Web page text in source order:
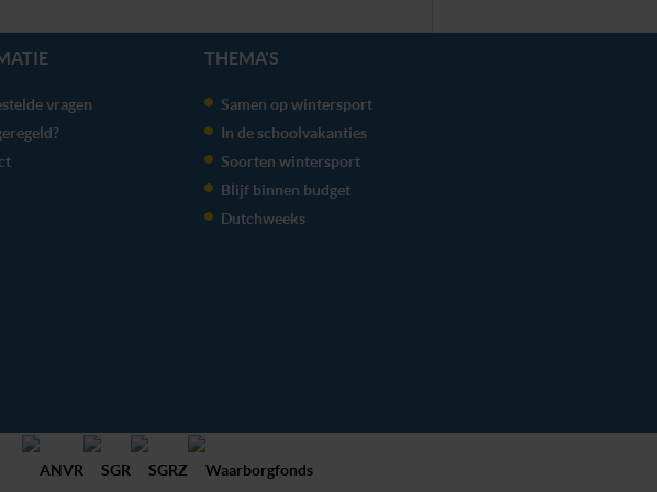
vragen
THEMA'S
Samen op wintersport
In de schoolvakanties
Soorten wintersport
Blijf binnen budget
Dutchweeks